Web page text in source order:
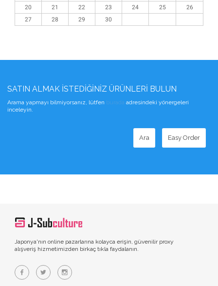
20
21 22 23 24 25
26
27
28 29 30
SATIN ALMAK İSTEDIĞINIZ ÜRÜNLERI BULUN
Arama yapmayı bilmiyorsanız, lütfen burada adresindeki yönergeleri
inceleyin.
Ara Easy Order
Japonya'nın online pazarlarına kolayca erişin, güvenilir proxy
alışveriş hizmetimizden birkaç tıkla faydalanın.